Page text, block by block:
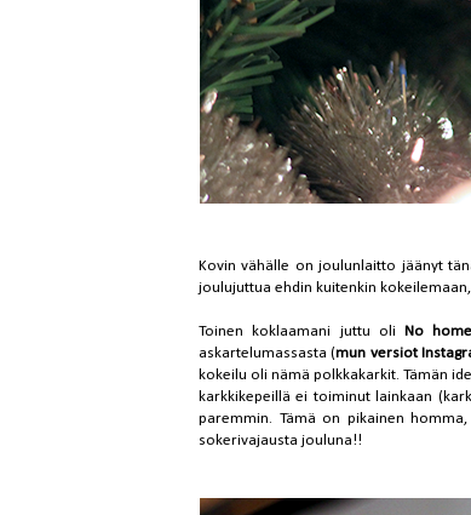
Kovin vähälle on joulunlaitto jäänyt
joulujuttua ehdin kuitenkin
Toinen koklaamani juttu oli No
askartelumassasta (mun versiot
kokeilu oli nämä polkkakarkit. Tämän
karkkikepeillä ei toiminut lainkaan
paremmin. Tämä on pikainen
sokerivajausta jouluna!!